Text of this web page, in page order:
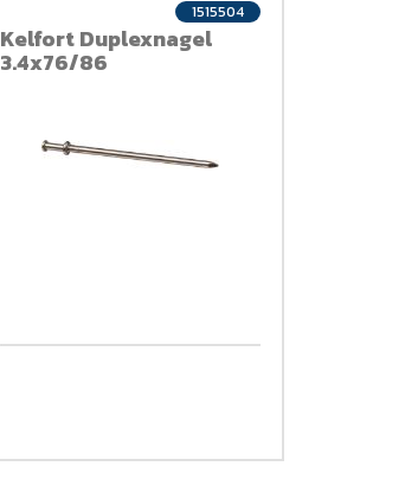
Kelfort Duplexnagel
3.4x76/86
1515504